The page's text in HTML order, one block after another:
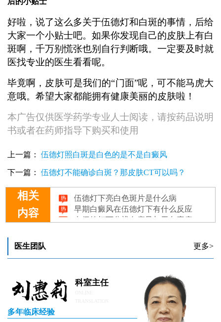
好啦，说了这么多关于伍德灯和白斑的事情，后给
大家一个小贴士吧。如果你发现自己的皮肤上有白
斑啊，千万别慌张也别自行判断哦。一定要及时就
医找专业的医生看看呢。
毕竟啊，皮肤可是我们的“门面”呢，可不能马虎大
意哦。希望大家都能拥有健康美丽的皮肤啦！
本广告仅供医学药学专业人士阅读，请按药品说明
书或者在药师指导下购买和使用
上一篇： 伍德灯照白斑是白色的是不是白癜风
下一篇： 伍德灯不能确诊白斑？那皮肤CT可以吗？
相关
内容
伍德灯下亮白色斑片是什么病
早期白癜风在伍德灯下有什么反应
在伍德灯下分辨白癜风与无色素痣的专业指南
婴幼儿面部有一小块白斑伍德灯下皮肤为灰白色是白癜风吗
医生团队
更多>
科室主任
多年临床经验